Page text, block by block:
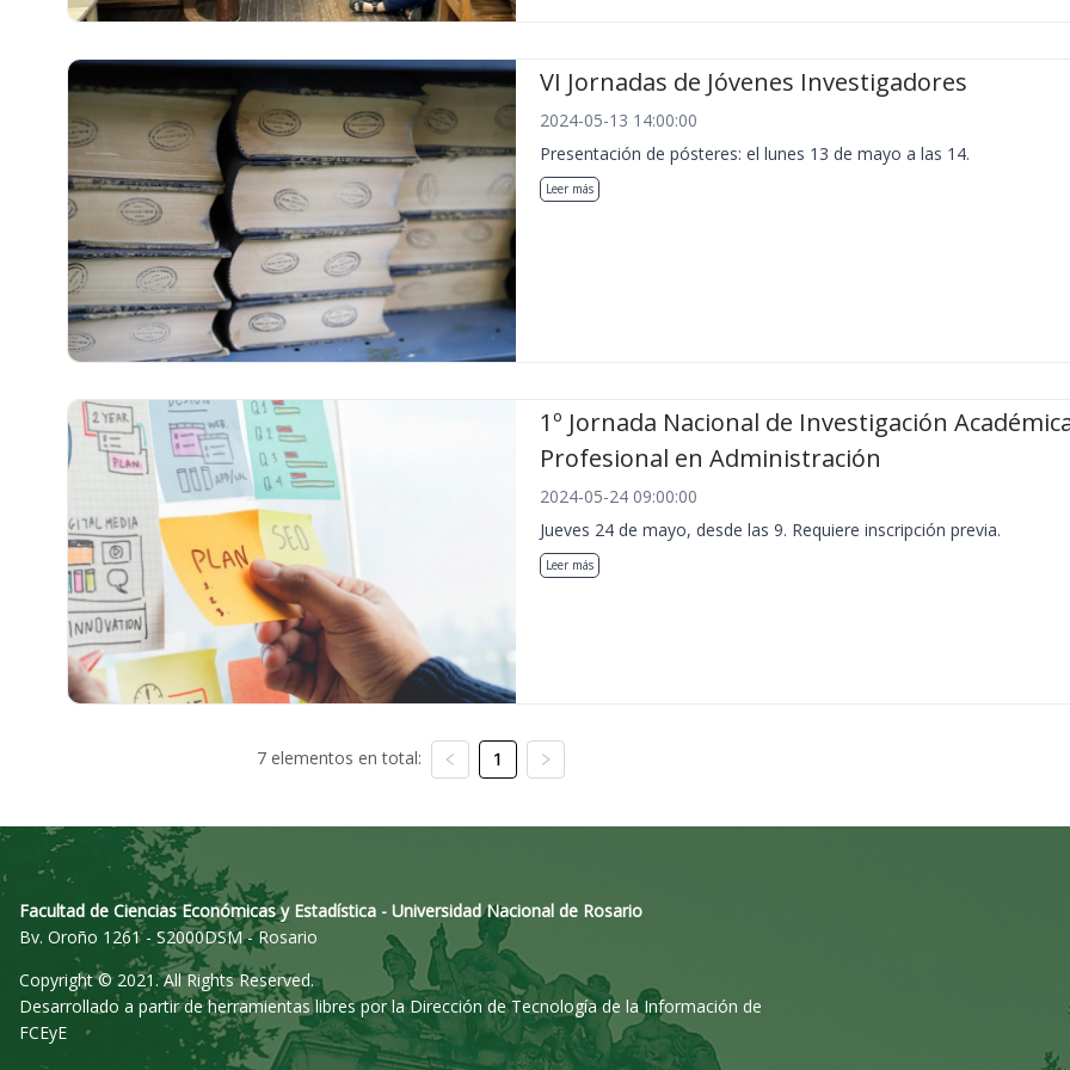
VI Jornadas de Jóvenes Investigadores
2024-05-13 14:00:00
Presentación de pósteres: el lunes 13 de mayo a las 14.
Leer más
1º Jornada Nacional de Investigación
Profesional en Administración
2024-05-24 09:00:00
Jueves 24 de mayo, desde las 9. Requiere inscripción previa.
Leer más
7 elementos en total: 1
Facultad de Ciencias Económicas y Estadística - Universidad Nacional de Rosario
Bv. Oroño 1261 - S2000DSM - Rosario
Copyright © 2021. All Rights Reserved.
Desarrollado a partir de herramientas libres por la Dirección de Tecnología de la Información de
FCEyE